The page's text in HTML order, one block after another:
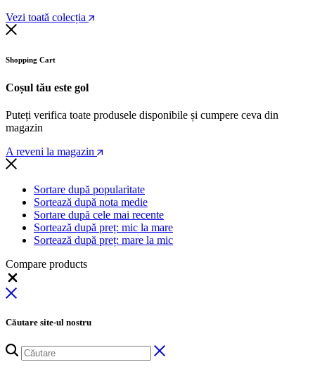
Vezi toată colecția
Shopping Cart
Coșul tău este gol
Puteți verifica toate produsele disponibile și cumpere ceva din
magazin
A reveni la magazin
Sortare după popularitate
Sortează după nota medie
Sortare după cele mai recente
Sortează după preț: mic la mare
Sortează după preț: mare la mic
Compare products
Căutare site-ul nostru